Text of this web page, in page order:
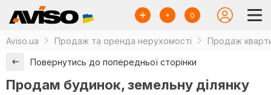
0
Aviso.ua Продаж та оренда нерухомості Продаж
Повернутись до попередньої сторінки
Продам будинок, земельну ділянку